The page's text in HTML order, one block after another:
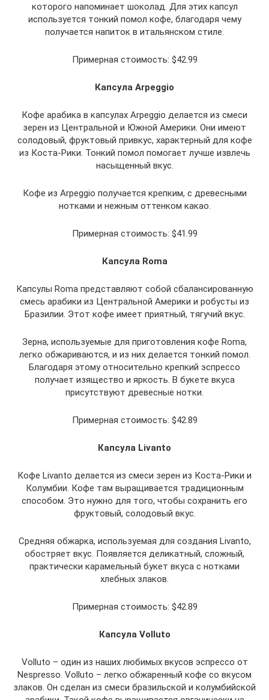
которого напоминает шоколад. Для этих капсул
используется тонкий помол кофе, благодаря чему
получается напиток в итальянском стиле.
Примерная стоимость: $42.99
Капсула Arpeggio
Кофе арабика в капсулах Arpeggio делается из смеси
зерен из Центральной и Южной Америки. Они имеют
солодовый, фруктовый привкус, характерный для кофе
из Коста-Рики. Тонкий помол помогает лучше извлечь
насыщенный вкус.
Кофе из Arpeggio получается крепким, с древесными
нотками и нежным оттенком какао.
Примерная стоимость: $41.99
Капсула Roma
Капсулы Roma представляют собой сбалансированную
смесь арабики из Центральной Америки и робусты из
Бразилии. Этот кофе имеет приятный, тягучий вкус.
Зерна, используемые для приготовления кофе Roma,
легко обжариваются, и из них делается тонкий помол.
Благодаря этому относительно крепкий эспрессо
получает изящество и яркость. В букете вкуса
присутствуют древесные нотки.
Примерная стоимость: $42.89
Капсула Livanto
Кофе Livanto делается из смеси зерен из Коста-Рики и
Колумбии. Кофе там выращивается традиционным
способом. Это нужно для того, чтобы сохранить его
фруктовый, солодовый вкус.
Средняя обжарка, используемая для создания Livanto,
обостряет вкус. Появляется деликатный, сложный,
практически карамельный букет вкуса с нотками
хлебных злаков.
Примерная стоимость: $42.89
Капсула Volluto
Volluto – один из наших любимых вкусов эспрессо от
Nespresso. Volluto – легко обжаренный кофе со вкусом
злаков. Он сделан из смеси бразильской и колумбийской